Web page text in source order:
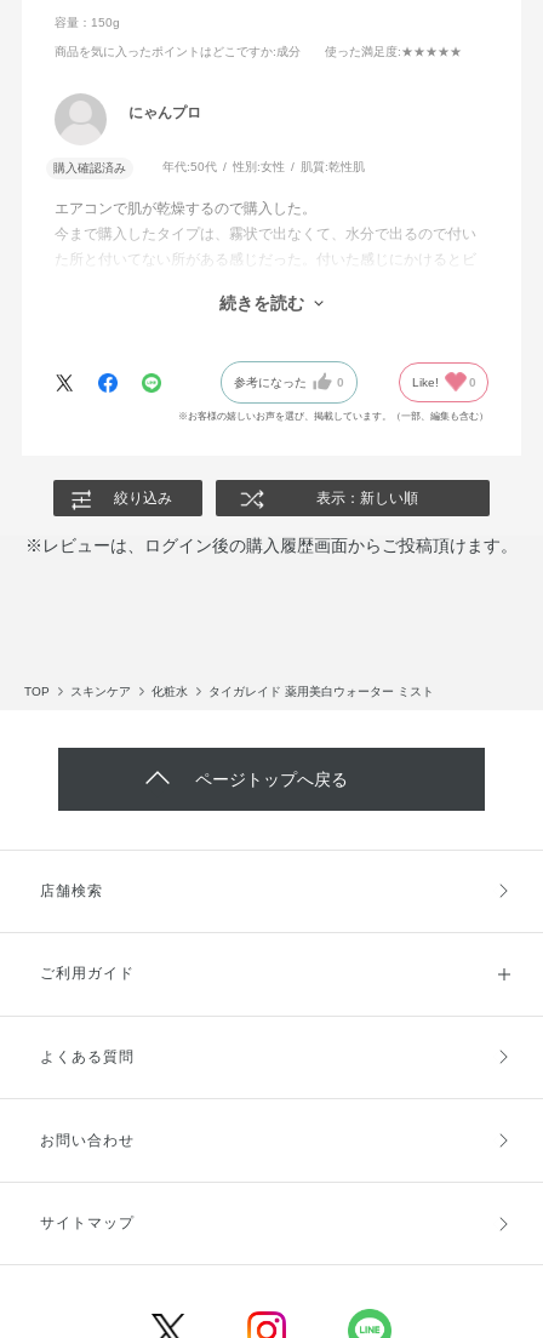
容量：150g
商品を気に入ったポイントはどこですか:成分 使った満足度:★★★★★
にゃんプロ
購入確認済み 年代:50代 性別:女性 肌質:乾性肌
エアコンで肌が乾燥するので購入した。
今まで購入したタイプは、霧状で出なくて、水分で出るので付い
た所と付いてない所がある感じだった。付いた感じにかけるとビ
た感じでとても良かった。美白効果もあるし、量もまあまあ入っ
続きを読む
参考になった 0 Like! 0
※お客様の嬉しいお声を選び、掲載しています。（一部、編集も含む）
絞り込み 表示：新しい順
※レビューは、ログイン後の購入履歴画面からご投稿頂けます。
TOP スキンケア 化粧水 タイガレイド 薬用美白ウォーター ミスト
ページトップへ戻る
店舗検索
ご利用ガイド
ご利用ガイドトップ
お支払方法
キャンセル・返品・交換
よくある質問
お問い合わせ
サイトマップ